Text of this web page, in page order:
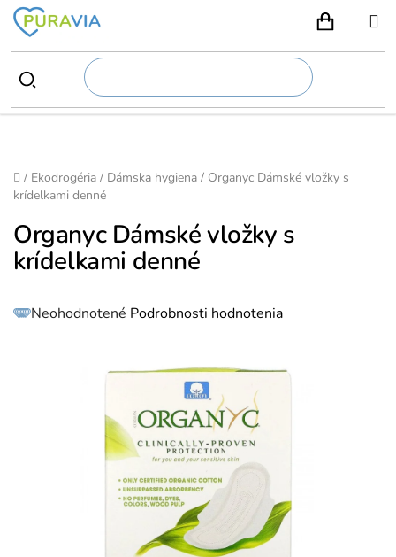
Prejsť
obsah
Domov
/ Ekodrogéria / Dámska hygiena / Organyc Dámské vložky s
krídelkami denné
Organyc Dámské vložky s
krídelkami denné
Priemerné
hodnotenie
Neohodnotené Podrobnosti hodnotenia